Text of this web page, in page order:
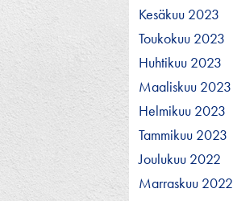
Kesäkuu 2023
Toukokuu 2023
Huhtikuu 2023
Maaliskuu 2023
Helmikuu 2023
Tammikuu 2023
Joulukuu 2022
Marraskuu 2022